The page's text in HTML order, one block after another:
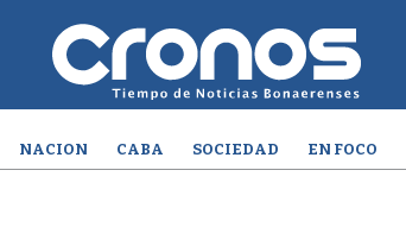
NACION CABA SOCIEDAD EN FOCO